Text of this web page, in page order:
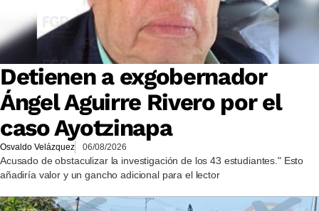
Detienen a exgobernador
Ángel Aguirre Rivero por el
caso Ayotzinapa
Osvaldo Velázquez 06/08/2026
Acusado de obstaculizar la investigación de los 43 estudiantes." Esto
añadiría valor y un gancho adicional para el lector